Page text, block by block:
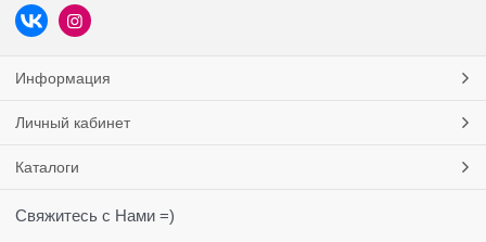
Информация
Личный кабинет
Каталоги
Свяжитесь с Нами =)